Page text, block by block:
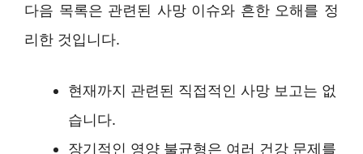
다음 목록은 관련된 사망 이슈와 흔한 오해를 정
리한 것입니다.
현재까지 관련된 직접적인 사망 보고는 없
습니다.
장기적인 영양 불균형은 여러 건강 문제를